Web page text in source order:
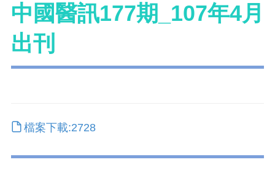
中國醫訊177期_107年4月
出刊
檔案下載:2728